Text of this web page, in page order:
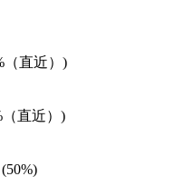
（直近）)
（直近）)
(50%)